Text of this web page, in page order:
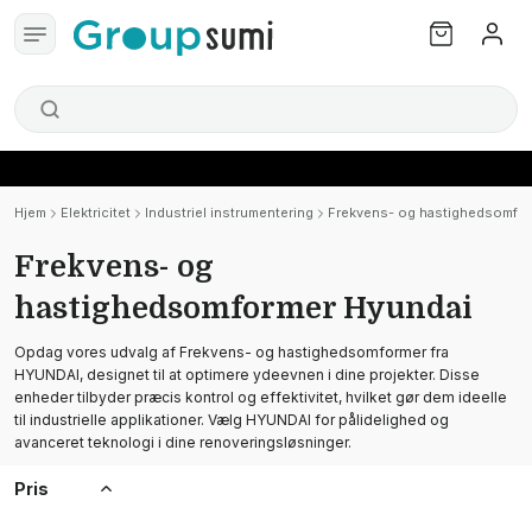
Hjem Elektricitet Industriel instrumentering Frekvens- og
Frekvens- og
hastighedsomformer Hyundai
Opdag vores udvalg af Frekvens- og hastighedsomformer fra
HYUNDAI, designet til at optimere ydeevnen i dine projekter. Disse
enheder tilbyder præcis kontrol og effektivitet, hvilket gør dem ideelle
til industrielle applikationer. Vælg HYUNDAI for pålidelighed og
avanceret teknologi i dine renoveringsløsninger.
Pris